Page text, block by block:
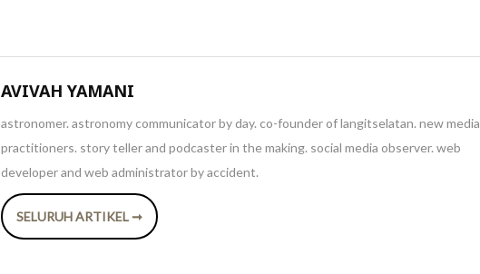
AVIVAH YAMANI
astronomer. astronomy communicator by day. co-founder of langitselatan. new media
practitioners. story teller and podcaster in the making. social media observer. web
developer and web administrator by accident.
SELURUH ARTIKEL ➞